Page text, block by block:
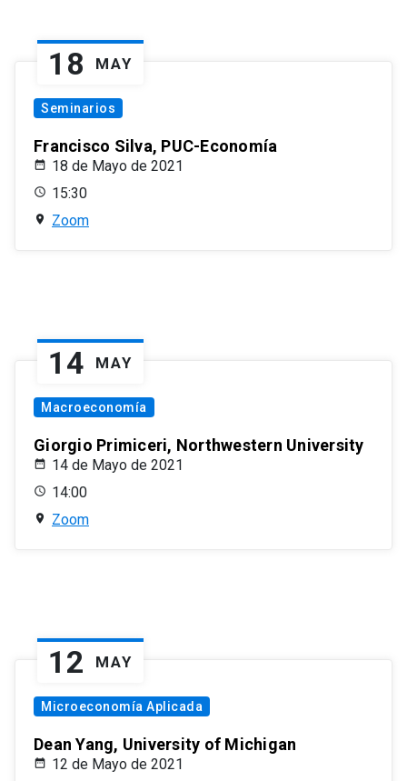
18 MAY
Seminarios
Francisco Silva, PUC-Economía
18 de Mayo de 2021
15:30
Zoom
14 MAY
Macroeconomía
Giorgio Primiceri, Northwestern University
14 de Mayo de 2021
14:00
Zoom
12 MAY
Microeconomía Aplicada
Dean Yang, University of Michigan
12 de Mayo de 2021